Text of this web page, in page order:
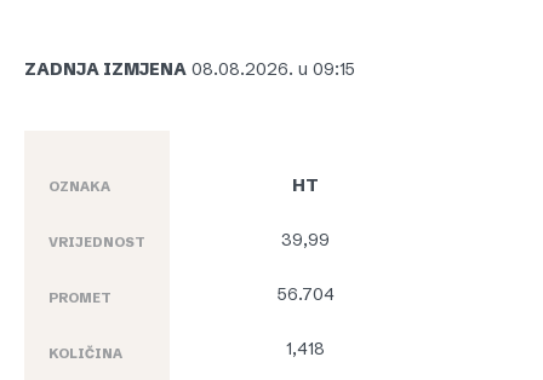
ZADNJA IZMJENA 08.08.2026. u 09:15
OZNAKA
VRIJEDNOST
PROMET
KOLIČINA
HT
39,99
56.704
1,418